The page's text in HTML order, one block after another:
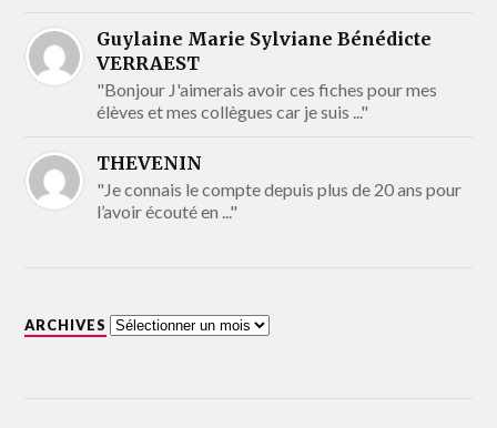
Guylaine Marie Sylviane Bénédicte
VERRAEST
"Bonjour J'aimerais avoir ces fiches pour mes
élèves et mes collègues car je suis ..."
THEVENIN
"Je connais le compte depuis plus de 20 ans pour
l’avoir écouté en ..."
ARCHIVES